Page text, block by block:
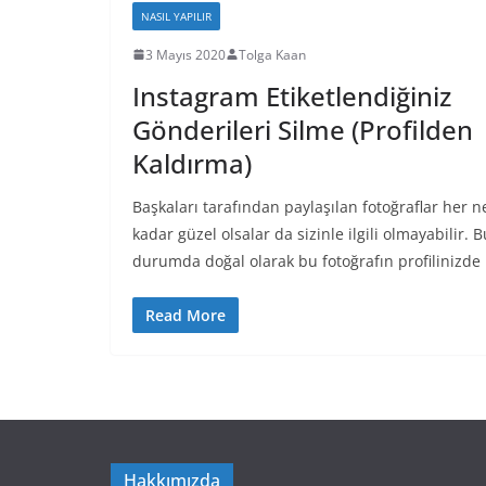
NASIL YAPILIR
3 Mayıs 2020 Tolga Kaan
Instagram Etiketlendiğiniz
Gönderileri Silme (Profilden
Kaldırma)
Başkaları tarafından paylaşılan fotoğraflar her
kadar güzel olsalar da sizinle ilgili olmayabilir.
durumda doğal olarak bu fotoğrafın profilinizde
Read More
Hakkımızda